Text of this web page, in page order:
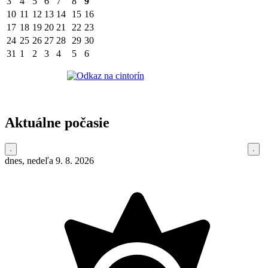
10 11 12 13 14 15 16
17 18 19 20 21 22 23
24 25 26 27 28 29 30
31 1 2 3 4 5 6
Aktuálne počasie
dnes, nedeľa 9. 8. 2026